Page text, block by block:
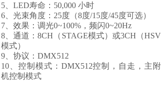
5、LED寿命：50,000 小时
6、光束角度：25度（8度/15度/45度可选）
7、效果：调光0~100%，频闪0~20Hz
8、通道：8CH（STAGE模式）或3CH（HSV
模式）
9、协议：DMX512
10、控制模式：DMX512控制，自走，主附
机控制模式